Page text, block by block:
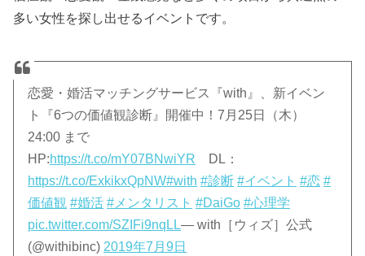
多い女性を探し出せるイベントです。
恋愛・婚活マッチングサービス『with』、新イベン
ト『6つの価値観診断』開催中！7月25日（木）
24:00 まで
HP:https://t.co/mY07BNwiYR DL：
https://t.co/ExkikxQpNW#with #診断 #イベント #恋 #
価値観 #婚活 #メンタリスト #DaiGo #心理学
pic.twitter.com/SZIFi9nqLL— with［ウィズ］公式
(@withibinc) 2019年7月9日